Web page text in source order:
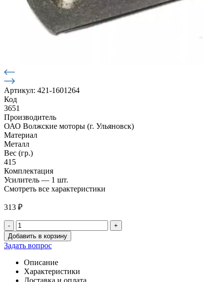
Артикул: 421-1601264
Код
3651
Производитель
ОАО Волжские моторы (г. Ульяновск)
Материал
Металл
Вес (гр.)
415
Комплектация
Усилитель — 1 шт.
Смотреть все характеристики
313 ₽
- +
Количество
товара
Усилитель
крепления
картера
правый
Добавить в корзину
Задать вопрос
Описание
Характеристики
Доставка и оплата